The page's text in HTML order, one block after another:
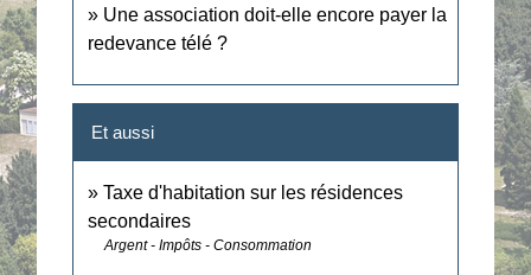
Une association doit-elle encore payer la
redevance télé ?
Et aussi
Taxe d'habitation sur les résidences
secondaires
Argent - Impôts - Consommation